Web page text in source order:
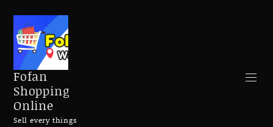
Fofan
Shopping
Online
Sell every things